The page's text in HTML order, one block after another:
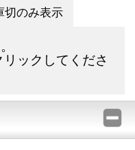
切のみ表示
リックしてくださ